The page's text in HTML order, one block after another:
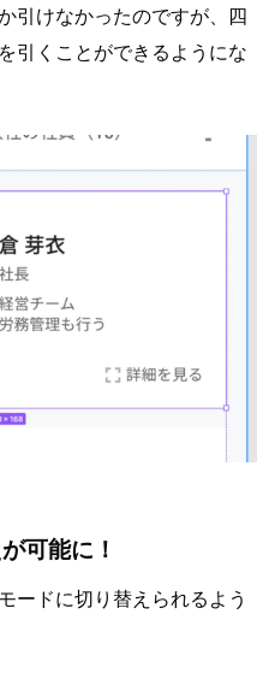
引けなかったのですが、四
引くことができるようにな
可能に！
ードに切り替えられるよう